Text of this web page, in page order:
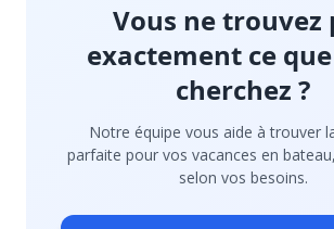
Vous ne trouvez
exactement ce
cherchez ?
Notre équipe vous aide à trouver
parfaite pour vos vacances en
selon vos besoins.